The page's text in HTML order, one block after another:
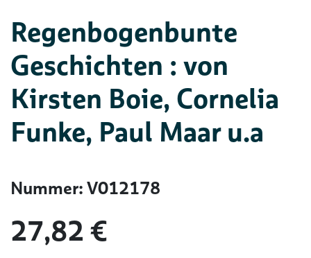
Regenbogenbunte
Geschichten : von
Kirsten Boie, Cornelia
Funke, Paul Maar u.a
Nummer: V012178
27,82 €